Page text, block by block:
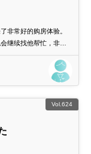
非常好的购房体验。
继续找他帮忙，非常
赞
Vol.624